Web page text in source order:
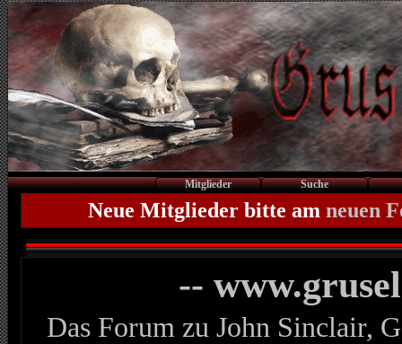
Mitglieder Suche
Neue Mitglieder bitte am neuen
--
Das Forum zu John Sinclair,